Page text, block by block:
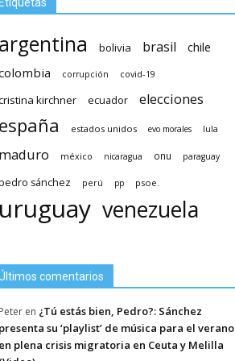
Etiquetas
argentina bolivia brasil
chile
corrupción covid-19
kirchner ecuador elecciones
españa estados unidos evo morales lula
maduro méxico nicaragua onu paraguay
sánchez perú pp psoe.
uruguay venezuela
comentarios
Peter en ¿Tú estás bien, Pedro?: Sánchez
presenta su ‘playlist’ de música para el verano
en plena crisis migratoria en Ceuta y Melilla